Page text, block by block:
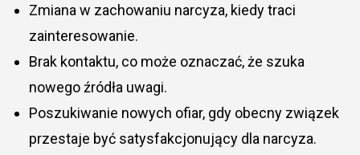
Zmiana w zachowaniu narcyza, kiedy traci
zainteresowanie.
Brak kontaktu, co może oznaczać, że szuka
nowego źródła uwagi.
Poszukiwanie nowych ofiar, gdy obecny związek
przestaje być satysfakcjonujący dla narcyza.